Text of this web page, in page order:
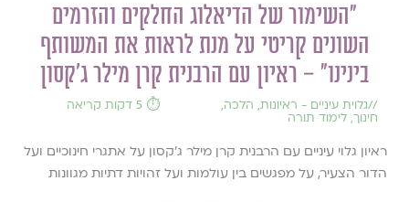
"השימור של הדיאלוג החלקים והזרמים
השונים קריטי על מנת לראות את המשותף
בינינו" – ראיון עם הרבנית קרן מילר ג'קסון
//גלוית עיניים - ראיונות, הלכה,
חינוך, לימוד תורה
⏱️ 5 דקות קריאה
ראיון גלוי עיניים עם הרבנית קרן מילר ג'קסון על אתגרי חינוכיים ועל
הדור הצעיר, על מפגשים בין עולמות ועל זהויות דתיות מגוונות